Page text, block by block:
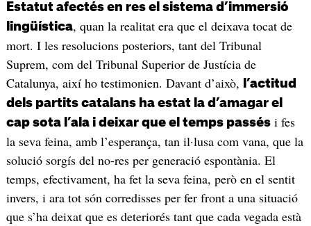
Estatut afectés en res el sistema d’immersió
lingüística, quan la realitat era que el deixava tocat de
mort. I les resolucions posteriors, tant del Tribunal
Suprem, com del Tribunal Superior de Justícia de
Catalunya, així ho testimonien. Davant d’això,
l’actitud
dels partits catalans ha estat la d’amagar el
cap sota l’ala i deixar que el temps passési fes
la seva feina, amb l’esperança, tan il·lusa com vana, que la
solució sorgís del no-res per generació espontània. El
temps, efectivament, ha fet la seva feina, però en el sentit
invers, i ara tot són corredisses per fer front a una situació
que s’ha deixat que es deteriorés tant que cada vegada està